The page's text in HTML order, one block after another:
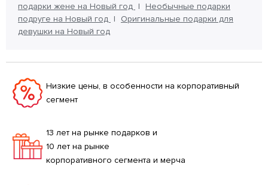
подарки жене на Новый год
Необычные подарки
подруге на Новый год
Оригинальные подарки для
девушки на Новый год
Низкие цены, в особенности на корпоративный
сегмент
13 лет на рынке подарков и
10 лет на рынке
корпоративного сегмента и мерча